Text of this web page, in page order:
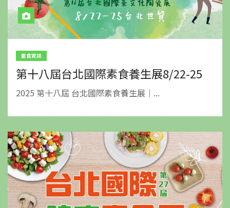
素食資訊
第十八屆台北國際素食養生展8/22-25
2025 第十八屆 台北國際素食養生展｜...